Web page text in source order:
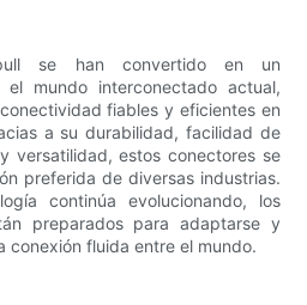
se han convertido en un
el mundo interconectado actual,
fiables y eficientes en
a su durabilidad, facilidad de
versatilidad, estos conectores se
preferida de diversas industrias.
continúa evolucionando, los
preparados para adaptarse y
conexión fluida entre el mundo.